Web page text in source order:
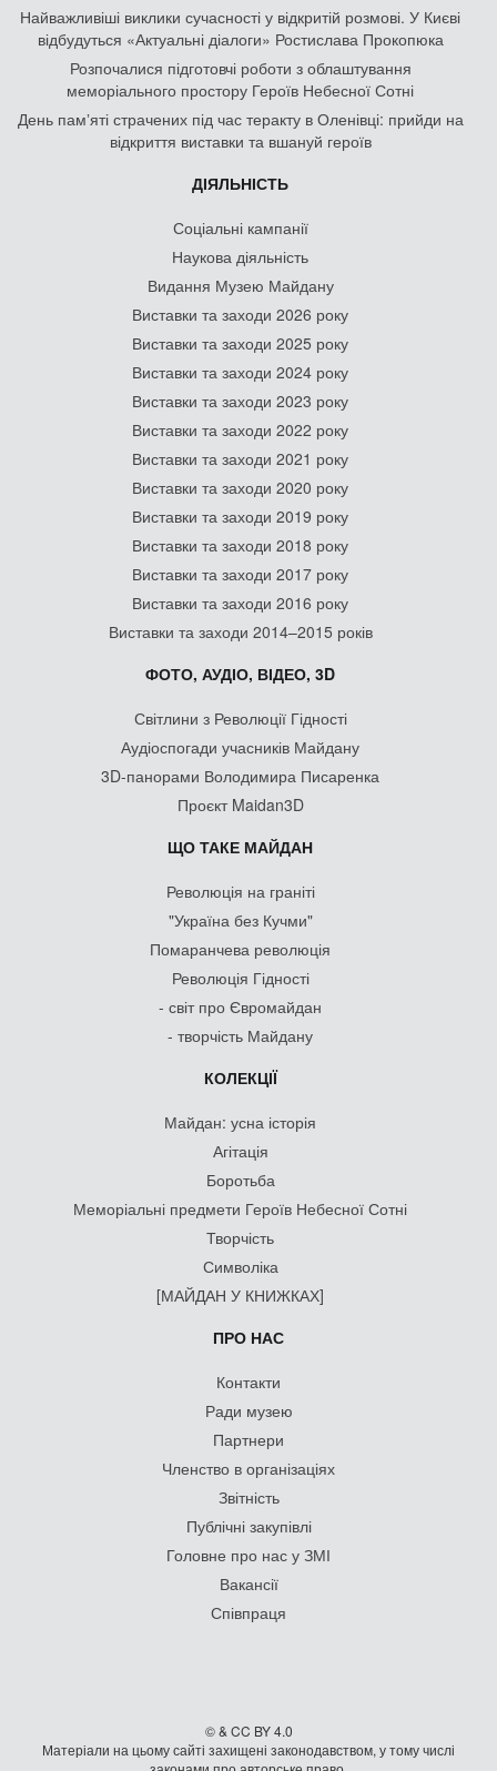
Найважливіші виклики сучасності у відкритій розмові. У Києві
відбудуться «Актуальні діалоги» Ростислава Прокопюка
Розпочалися підготовчі роботи з облаштування
меморіального простору Героїв Небесної Сотні
День памʼяті страчених під час теракту в Оленівці: прийди на
відкриття виставки та вшануй героїв
ДІЯЛЬНІСТЬ
Соціальні кампанії
Наукова діяльність
Видання Музею Майдану
Виставки та заходи 2026 року
Виставки та заходи 2025 року
Виставки та заходи 2024 року
Виставки та заходи 2023 року
Виставки та заходи 2022 року
Виставки та заходи 2021 року
Виставки та заходи 2020 року
Виставки та заходи 2019 року
Виставки та заходи 2018 року
Виставки та заходи 2017 року
Виставки та заходи 2016 року
Виставки та заходи 2014–2015 років
ФОТО, АУДІО, ВІДЕО, 3D
Світлини з Революції Гідності
Аудіоспогади учасників Майдану
3D-панорами Володимира Писаренка
Проєкт Maidan3D
ЩО ТАКЕ МАЙДАН
Революція на граніті
"Україна без Кучми"
Помаранчева революція
Революція Гідності
- світ про Євромайдан
- творчість Майдану
КОЛЕКЦІЇ
Майдан: усна історія
Агітація
Боротьба
Меморіальні предмети Героїв Небесної Сотні
Творчість
Символіка
[МАЙДАН У КНИЖКАХ]
ПРО НАС
Контакти
Ради музею
Партнери
Членство в організаціях
Звітність
Публічні закупівлі
Головне про нас у ЗМІ
Вакансії
Співпраця
© & CC BY 4.0
Матеріали на цьому сайті захищені законодавством, у тому числі